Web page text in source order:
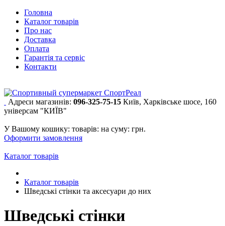
Головна
Каталог товарів
Про нас
Доставка
Оплата
Гарантія та сервіс
Контакти
Адреси магазинів: 096-325-75-15 Київ, Харківське шосе, 160
універсам "КИЇВ"
У Вашому кошику: товарів: на суму: грн.
Оформити замовлення
Каталог товарів
Каталог товарів
Шведські стінки та аксесуари до них
Шведські стінки